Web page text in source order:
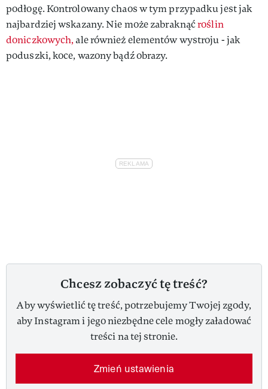
podłogę. Kontrolowany chaos w tym przypadku jest jak
najbardziej wskazany. Nie może zabraknąćroślin
doniczkowych, ale również elementów wystroju - jak
poduszki, koce, wazony bądź obrazy.
Chcesz zobaczyć tę treść?
Aby wyświetlić tę treść, potrzebujemy Twojej zgody,
aby Instagram i jego niezbędne cele mogły załadować
treści na tej stronie.
Zmień ustawienia